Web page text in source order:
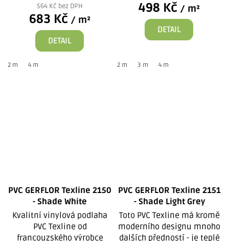
564 Kč bez DPH
683 Kč / m²
DETAIL
2 m 4 m
498 Kč / m²
DETAIL
2 m 3 m 4 m
PVC GERFLOR Texline 2150
- Shade White
Kvalitní vinylová podlaha
PVC Texline od
francouzského výrobce
PVC GERFLOR Texline 2151
- Shade Light Grey
Toto PVC Texline má kromě
moderního designu mnoho
dalších předností - je teplé